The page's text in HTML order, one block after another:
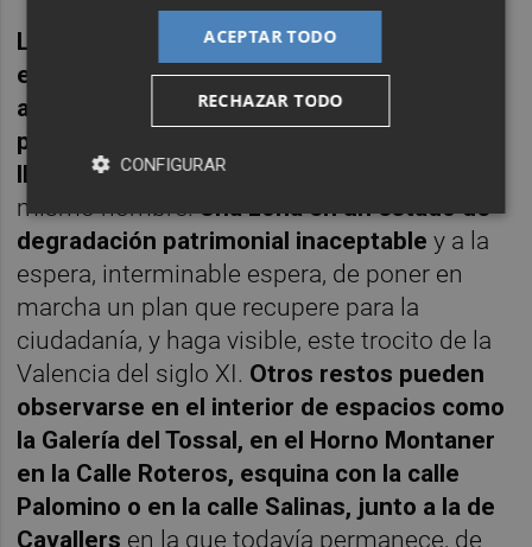
Los restos en pie son verdaderamente
escasos: en ocasiones se pueden todavía
apreciar en el interior de sendos solares un
par de torres adosadas a edificios como la
llamada Torre del Ángel,
mismo nombre.Una zona en un estado de
degradación patrimonial inaceptable y a la
espera, interminable espera, de poner en
marcha un plan que recupere para la
ciudadanía, y haga visible, este trocito de la
Valencia del siglo XI. Otros restos pueden
observarse en el interior de espacios como
la Galería del Tossal, en el Horno Montaner
en la Calle Roteros, esquina con la calle
Palomino o en la calle Salinas, junto a la de
Cavallers en la que todavía permanece, de
ACEPTAR TODO
RECHAZAR TODO
CONFIGURAR